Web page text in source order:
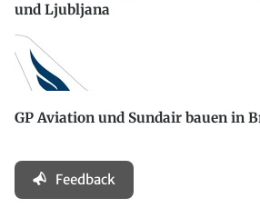
und Ljubljana
GP Aviation und Sundair bauen in
Feedback